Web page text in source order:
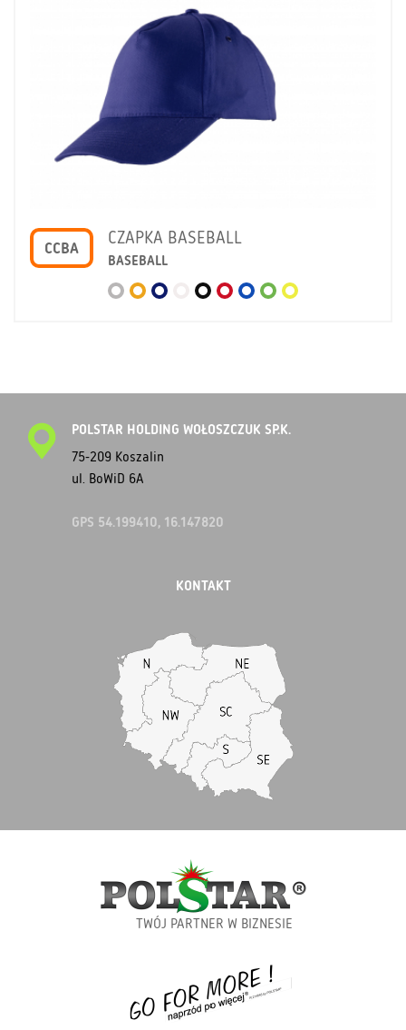
CCBA
CZAPKA BASEBALL
BASEBALL
POLSTAR HOLDING WOŁOSZCZUK SP.K.
75-209 Koszalin
ul. BoWiD 6A
GPS 54.199410, 16.147820
KONTAKT
TWÓJ PARTNER W BIZNESIE